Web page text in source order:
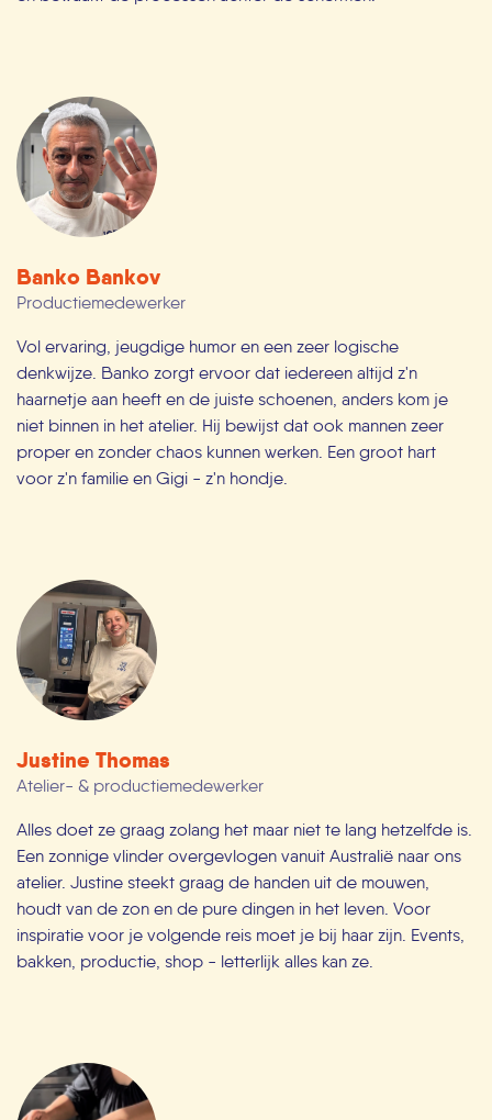
Banko Bankov
Productiemedewerker
Vol ervaring, jeugdige humor en een zeer logische
denkwijze. Banko zorgt ervoor dat iedereen altijd z'n
haarnetje aan heeft en de juiste schoenen, anders kom je
niet binnen in het atelier. Hij bewijst dat ook mannen zeer
proper en zonder chaos kunnen werken. Een groot hart
voor z'n familie en Gigi - z'n hondje.
Justine Thomas
Atelier- & productiemedewerker
Alles doet ze graag zolang het maar niet te lang hetzelfde is.
Een zonnige vlinder overgevlogen vanuit Australië naar ons
atelier. Justine steekt graag de handen uit de mouwen,
houdt van de zon en de pure dingen in het leven. Voor
inspiratie voor je volgende reis moet je bij haar zijn. Events,
bakken, productie, shop - letterlijk alles kan ze.